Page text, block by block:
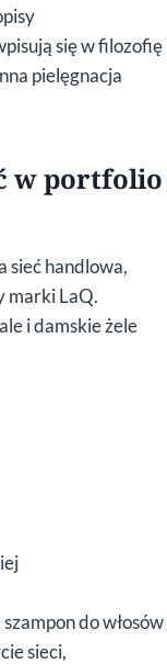
się w filozofię
pielęgnacja
w portfolio
sieć handlowa,
marki LaQ.
i damskie żele
do włosów
sieci,